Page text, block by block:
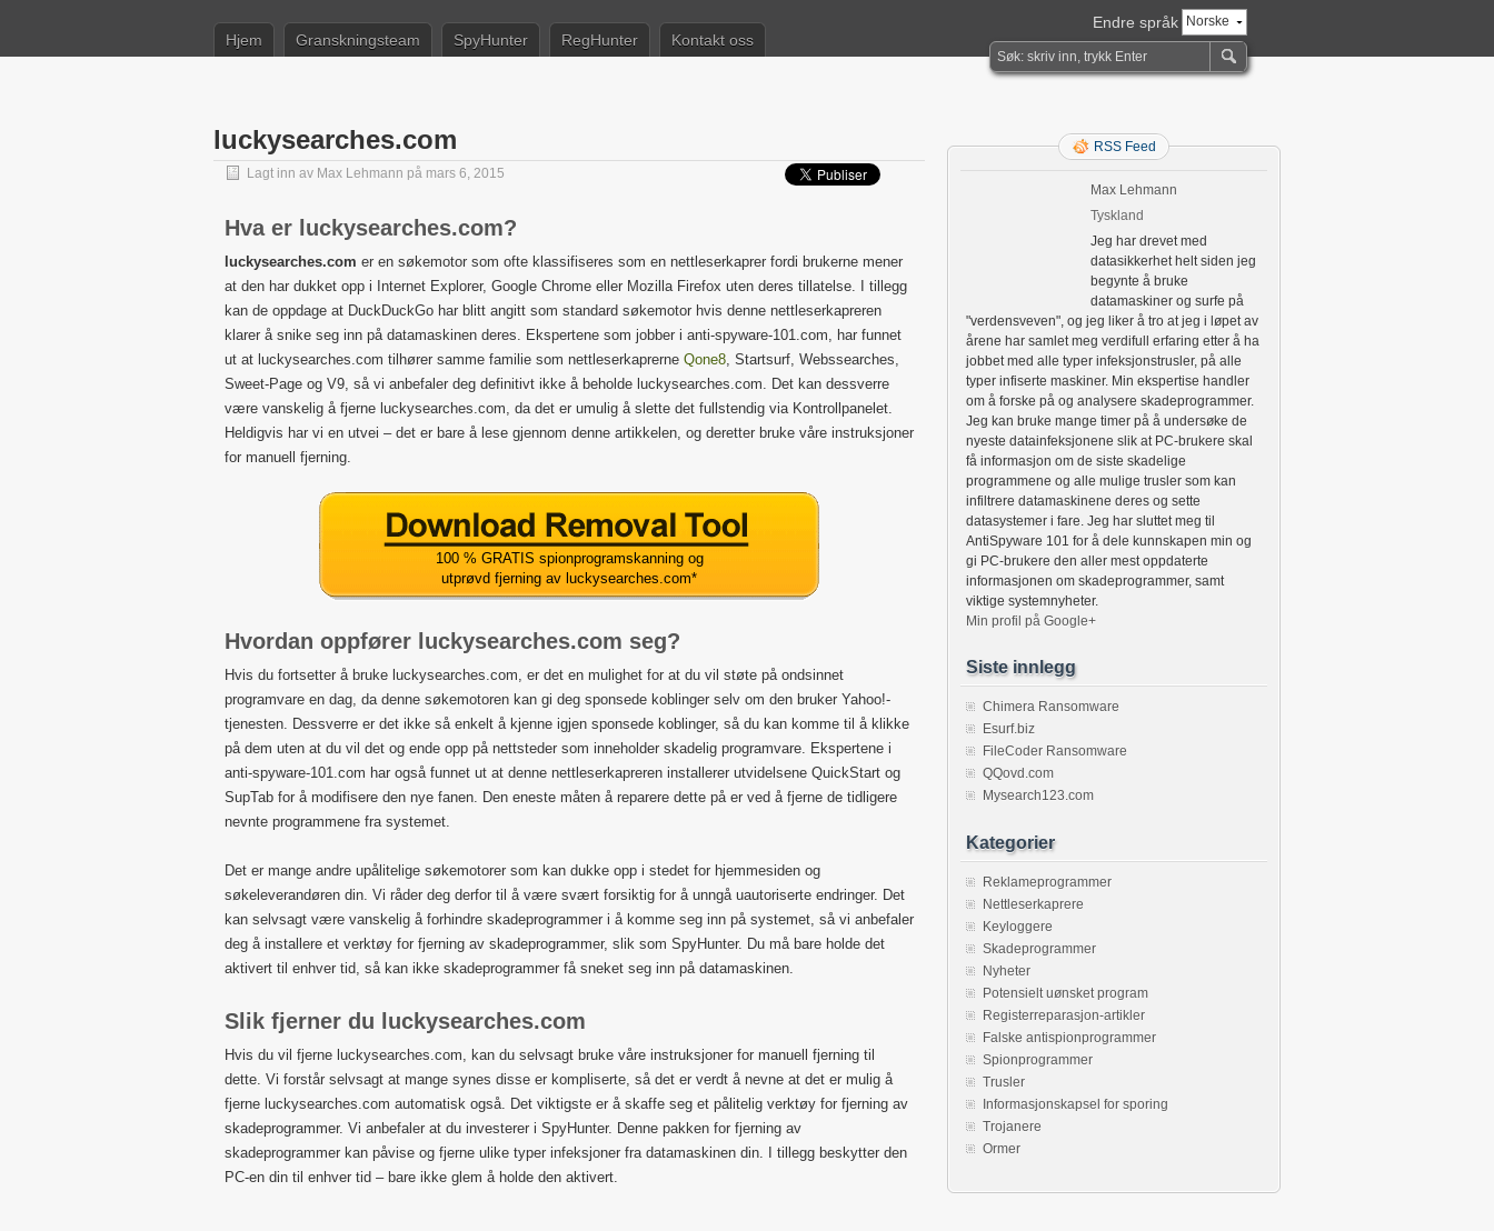
Norske
Endre språk
Hjem
Granskningsteam SpyHunter RegHunter Kontakt oss
luckysearches.com
Lagt inn av Max Lehmann på mars 6, 2015
Hva er luckysearches.com?
luckysearches.com er en søkemotor som ofte klassifiseres som en nettleserkaprer fordi brukerne mener
at den har dukket opp i Internet Explorer, Google Chrome eller Mozilla Firefox uten deres tillatelse. I tillegg
kan de oppdage at DuckDuckGo har blitt angitt som standard søkemotor hvis denne nettleserkapreren
klarer å snike seg inn på datamaskinen deres. Ekspertene som jobber i anti-spyware-101.com, har funnet
ut at luckysearches.com tilhører samme familie som nettleserkaprerne Qone8, Startsurf, Webssearches,
Sweet-Page og V9, så vi anbefaler deg definitivt ikke å beholde luckysearches.com. Det kan dessverre
være vanskelig å fjerne luckysearches.com, da det er umulig å slette det fullstendig via Kontrollpanelet.
Heldigvis har vi en utvei – det er bare å lese gjennom denne artikkelen, og deretter bruke våre instruksjoner
for manuell fjerning.
100 % GRATIS spionprogramskanning og
utprøvd fjerning av luckysearches.com*
Hvordan oppfører luckysearches.com seg?
Hvis du fortsetter å bruke luckysearches.com, er det en mulighet for at du vil støte på ondsinnet
programvare en dag, da denne søkemotoren kan gi deg sponsede koblinger selv om den bruker Yahoo!-
tjenesten. Dessverre er det ikke så enkelt å kjenne igjen sponsede koblinger, så du kan komme til å klikke
på dem uten at du vil det og ende opp på nettsteder som inneholder skadelig programvare. Ekspertene i
anti-spyware-101.com har også funnet ut at denne nettleserkapreren installerer utvidelsene QuickStart og
SupTab for å modifisere den nye fanen. Den eneste måten å reparere dette på er ved å fjerne de tidligere
nevnte programmene fra systemet.
Det er mange andre upålitelige søkemotorer som kan dukke opp i stedet for hjemmesiden og
søkeleverandøren din. Vi råder deg derfor til å være svært forsiktig for å unngå uautoriserte endringer. Det
kan selvsagt være vanskelig å forhindre skadeprogrammer i å komme seg inn på systemet, så vi anbefaler
deg å installere et verktøy for fjerning av skadeprogrammer, slik som SpyHunter. Du må bare holde det
aktivert til enhver tid, så kan ikke skadeprogrammer få sneket seg inn på datamaskinen.
Slik fjerner du luckysearches.com
Hvis du vil fjerne luckysearches.com, kan du selvsagt bruke våre instruksjoner for manuell fjerning til
dette. Vi forstår selvsagt at mange synes disse er kompliserte, så det er verdt å nevne at det er mulig å
fjerne luckysearches.com automatisk også. Det viktigste er å skaffe seg et pålitelig verktøy for fjerning av
skadeprogrammer. Vi anbefaler at du investerer i SpyHunter. Denne pakken for fjerning av
skadeprogrammer kan påvise og fjerne ulike typer infeksjoner fra datamaskinen din. I tillegg beskytter den
PC-en din til enhver tid – bare ikke glem å holde den aktivert.
RSS Feed
Max Lehmann
Tyskland
Jeg har drevet med
datasikkerhet helt siden jeg
begynte å bruke
datamaskiner og surfe på
"verdensveven", og jeg liker å tro at jeg i løpet av
årene har samlet meg verdifull erfaring etter å ha
jobbet med alle typer infeksjonstrusler, på alle
typer infiserte maskiner. Min ekspertise handler
om å forske på og analysere skadeprogrammer.
Jeg kan bruke mange timer på å undersøke de
nyeste datainfeksjonene slik at PC-brukere skal
få informasjon om de siste skadelige
programmene og alle mulige trusler som kan
infiltrere datamaskinene deres og sette
datasystemer i fare. Jeg har sluttet meg til
AntiSpyware 101 for å dele kunnskapen min og
gi PC-brukere den aller mest oppdaterte
informasjonen om skadeprogrammer, samt
viktige systemnyheter.
Min profil på Google+
Siste innlegg
Chimera Ransomware
Esurf.biz
FileCoder Ransomware
QQovd.com
Mysearch123.com
Kategorier
Reklameprogrammer
Nettleserkaprere
Keyloggere
Skadeprogrammer
Nyheter
Potensielt uønsket program
Registerreparasjon-artikler
Falske antispionprogrammer
Spionprogrammer
Trusler
Informasjonskapsel for sporing
Trojanere
Ormer